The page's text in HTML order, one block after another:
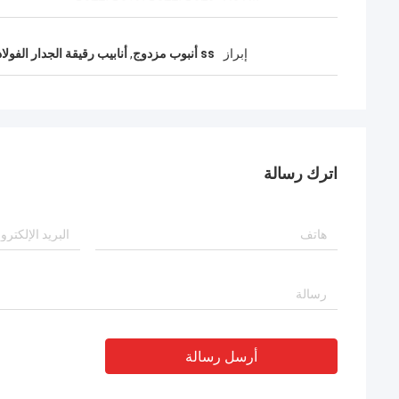
إبراز ss أنبوب مزدوج , أنابيب رقيقة الجدار
اترك رسالة
أرسل رسالة